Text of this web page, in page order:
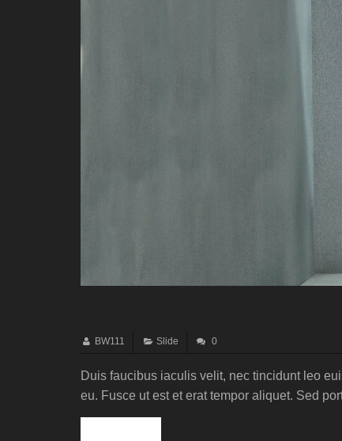
BW111 Slide 0
Duis faucibus iaculis velit, nec tincidunt leo
eu. Fusce ut est et erat tempor aliquet. Sed